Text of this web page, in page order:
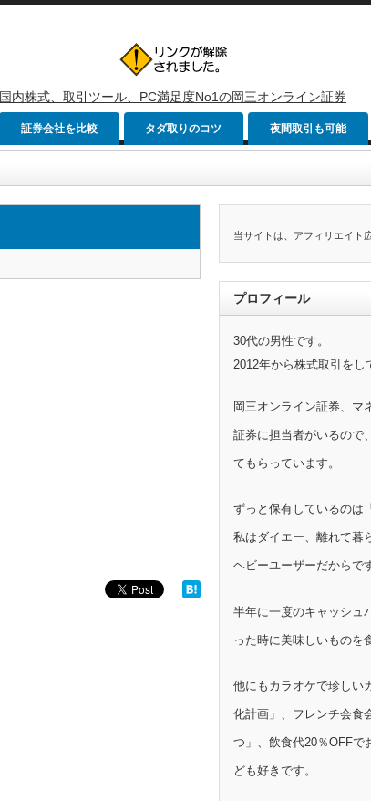
国内株式、取引ツール、PC満足度No1の岡三オンライン証券
証券会社を比較 タダ取りのコツ 夜間取引も可能
当サイトは、アフィリエイト
プロフィール
30代の男性です。
2012年から株式取引をし
岡三オンライン証券、マ
証券に担当者がいるので
てもらっています。
ずっと保有しているのは
私はダイエー、離れて暮
ヘビーユーザーだからで
半年に一度のキャッシュ
った時に美味しいものを
他にもカラオケで珍しい
化計画」、フレンチ会食
つ」、飲食代20％OFFで
ども好きです。